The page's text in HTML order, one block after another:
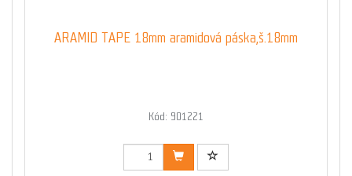
ARAMID TAPE 18mm aramidová páska,š.18mm
Kód: 901221